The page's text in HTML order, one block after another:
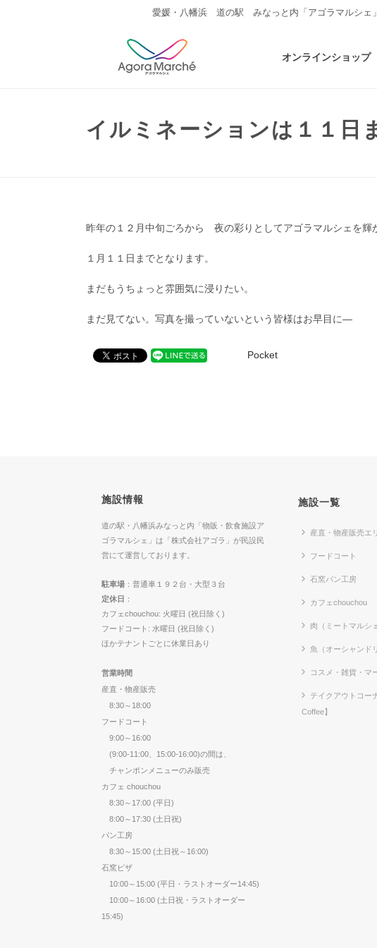
愛媛・八幡浜 道の駅 みなっと内「アゴラマルシェ
オンラインショップ
イルミネーションは１１日
昨年の１２月中旬ごろから 夜の彩りとしてアゴラマルシェを輝
１月１１日までとなります。
まだもうちょっと雰囲気に浸りたい。
まだ見てない。写真を撮っていないという皆様はお早目に―
Pocket
施設情報
道の駅・八幡浜みなっと内「物販・飲食施設ア
ゴラマルシェ」は「株式会社アゴラ」が民設民
営にて運営しております。
駐車場 ：普通車１９２台・大型３台
定休日 ：
カフェchouchou: 火曜日 (祝日除く)
フードコート: 水曜日 (祝日除く)
ほかテナントごとに休業日あり
営業時間
産直・物産販売
8:30～18:00
フードコート
9:00～16:00
(9:00-11:00、15:00-16:00)の間は、
チャンポンメニューのみ販売
カフェ chouchou
8:30～17:00 (平日)
8:00～17:30 (土日祝)
パン工房
8:30～15:00 (土日祝～16:00)
石窯ピザ
10:00～15:00 (平日・ラストオーダー14:45)
10:00～16:00 (土日祝・ラストオーダー
15:45)
施設一覧
産直・物産販売エ
フードコート
石窯パン工房
カフェchouchou
肉（ミートマルシ
魚（オーシャンド
コスメ・雑貨・マ
テイクアウトコー
Coffee】